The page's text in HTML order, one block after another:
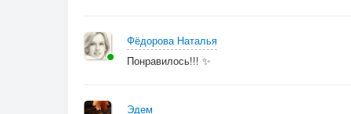
Фёдорова Наталья
Понравилось!!! ✨
Эдем